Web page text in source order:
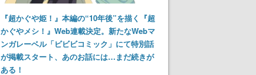
『超かぐや姫！』本編の“10年後”を描く『超
かぐやメシ！』Web連載決定。新たなWebマ
ンガレーベル「ビビビコミック」にて特別話
が掲載スタート、あのお話には…まだ続きが
ある！